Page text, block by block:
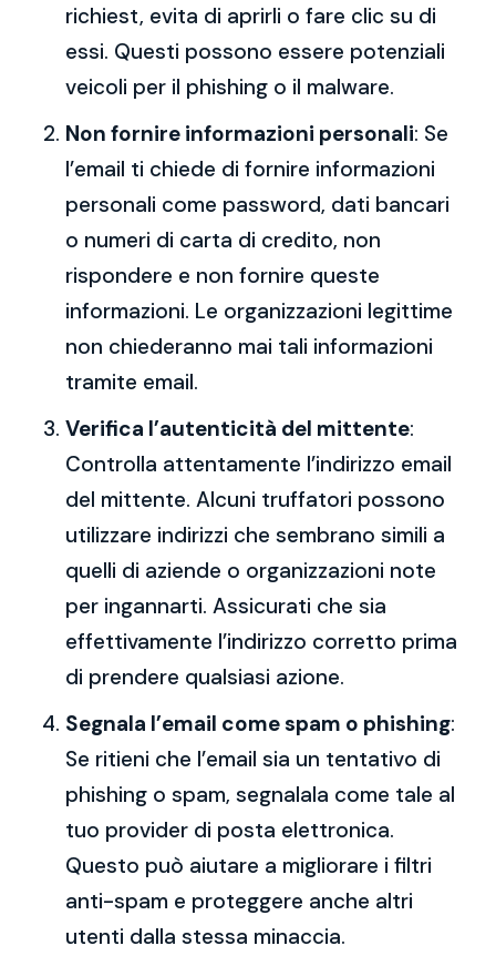
richiest, evita di aprirli o fare clic su di
essi. Questi possono essere potenziali
veicoli per il phishing o il malware.
Non fornire informazioni personali: Se
l’email ti chiede di fornire informazioni
personali come password, dati bancari
o numeri di carta di credito, non
rispondere e non fornire queste
informazioni. Le organizzazioni legittime
non chiederanno mai tali informazioni
tramite email.
Verifica l’autenticità del mittente:
Controlla attentamente l’indirizzo email
del mittente. Alcuni truffatori possono
utilizzare indirizzi che sembrano simili a
quelli di aziende o organizzazioni note
per ingannarti. Assicurati che sia
effettivamente l’indirizzo corretto prima
di prendere qualsiasi azione.
Segnala l’email come spam o phishing:
Se ritieni che l’email sia un tentativo di
phishing o spam, segnalala come tale al
tuo provider di posta elettronica.
Questo può aiutare a migliorare i filtri
anti-spam e proteggere anche altri
utenti dalla stessa minaccia.